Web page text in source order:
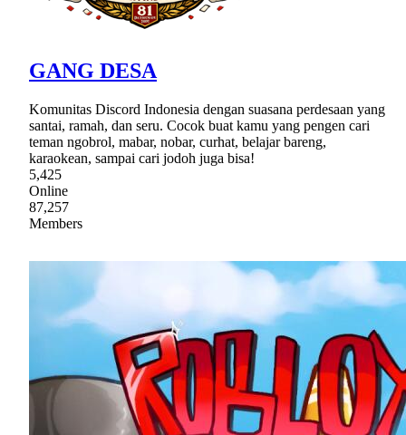
GANG DESA
Komunitas Discord Indonesia dengan suasana perdesaan yang
santai, ramah, dan seru. Cocok buat kamu yang pengen cari
teman ngobrol, mabar, nobar, curhat, belajar bareng,
karaokean, sampai cari jodoh juga bisa!
5,425
Online
87,257
Members